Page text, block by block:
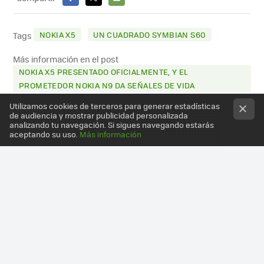
FACEBOOK
X
E-
MAIL
Tags NOKIA X5 UN CUADRADO SYMBIAN S60
Más información en el post
NOKIA X5 PRESENTADO OFICIALMENTE, Y EL
PROMETEDOR NOKIA N9 DA SEÑALES DE VIDA
Utilizamos cookies de terceros para generar estadísticas
de audiencia y mostrar publicidad personalizada
analizando tu navegación. Si sigues navegando estarás
aceptando su uso. Más información